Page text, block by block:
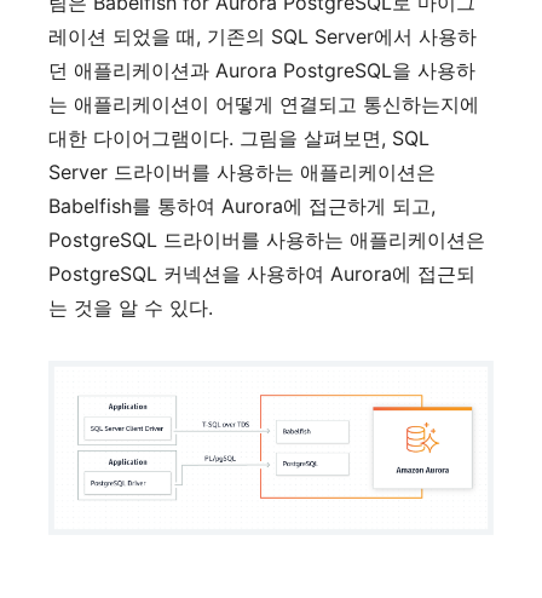
레이션 되었을 때, 기존의 SQL Server에서 사용하
던 애플리케이션과 Aurora PostgreSQL을 사용하
는 애플리케이션이 어떻게 연결되고 통신하는지에
대한 다이어그램이다. 그림을 살펴보면, SQL
Server 드라이버를 사용하는 애플리케이션은
Babelfish를 통하여 Aurora에 접근하게 되고,
PostgreSQL 드라이버를 사용하는 애플리케이션은
PostgreSQL 커넥션을 사용하여 Aurora에 접근되
는 것을 알 수 있다.